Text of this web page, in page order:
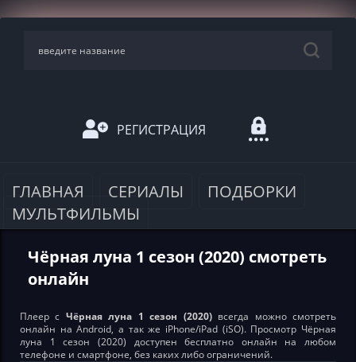
РЕГИСТРАЦИЯ
ГЛАВНАЯ СЕРИАЛЫ
ПОДБОРКИ
МУЛЬТФИЛЬМЫ
Чёрная луна 1 сезон (2020) смотреть
онлайн
Плеер с Чёрная луна 1 сезон (2020)всегда можно смотреть
онлайн на Android, а так же iPhone/iPad (iSO). Просмотр Чёрная
луна 1 сезон (2020) доступен бесплатно онлайн на любом
телефоне и смартфоне, без каких либо ограничений.